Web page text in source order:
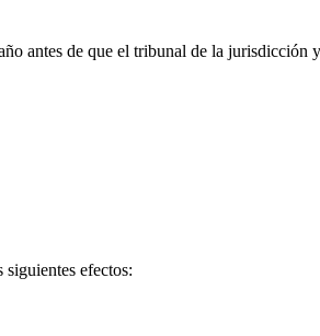
antes de que el tribunal de la jurisdicción
efectos: